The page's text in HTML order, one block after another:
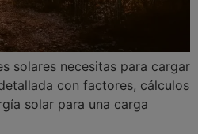
solares necesitas para cargar
con factores, cálculos
solar para una carga